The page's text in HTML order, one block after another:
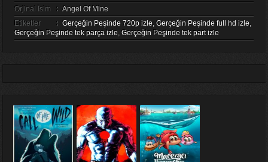
Orjinal İsim
: Angel Of Mine
Etiketler
: Gerçeğin Peşinde 720p izle, Gerçeğin Peşinde full hd izle,
Gerçeğin Peşinde tek parça izle, Gerçeğin Peşinde tek part izle